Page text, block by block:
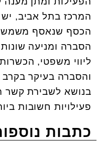
הסברה ומניעה
ליווי משפטי,
והסברה בעיקר
בנושא לשבירת קשר
פעילויות חשובות
כתבות